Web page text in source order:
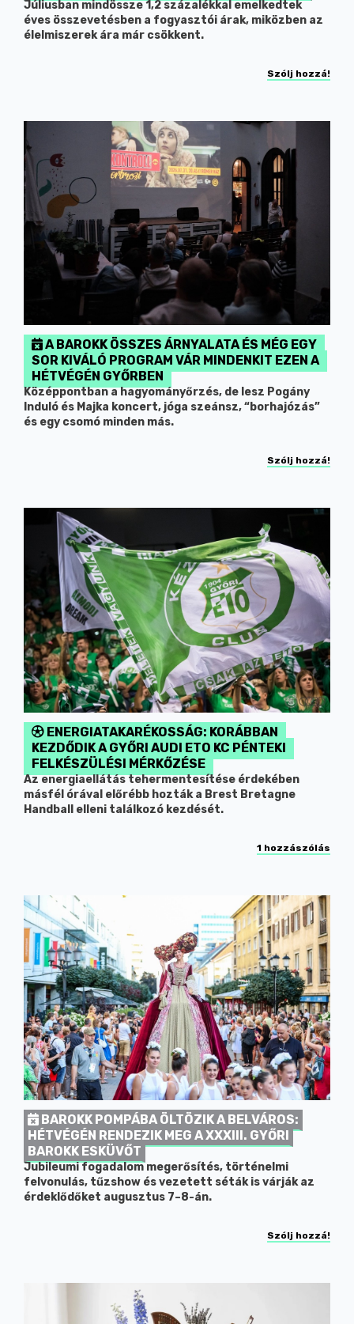
Júliusban mindössze 1,2 százalékkal emelkedtek
éves összevetésben a fogyasztói árak, miközben az
élelmiszerek ára már csökkent.
Szólj hozzá!
A BAROKK ÖSSZES ÁRNYALATA ÉS MÉG EGY
SOR KIVÁLÓ PROGRAM VÁR MINDENKIT EZEN A
HÉTVÉGÉN GYŐRBEN
Középpontban a hagyományőrzés, de lesz Pogány
Induló és Majka koncert, jóga szeánsz, “borhajózás”
és egy csomó minden más.
Szólj hozzá!
ENERGIATAKARÉKOSSÁG: KORÁBBAN
KEZDŐDIK A GYŐRI AUDI ETO KC PÉNTEKI
FELKÉSZÜLÉSI MÉRKŐZÉSE
Az energiaellátás tehermentesítése érdekében
másfél órával előrébb hozták a Brest Bretagne
Handball elleni találkozó kezdését.
1 hozzászólás
BAROKK POMPÁBA ÖLTÖZIK A BELVÁROS:
HÉTVÉGÉN RENDEZIK MEG A XXXIII. GYŐRI
BAROKK ESKÜVŐT
Jubileumi fogadalom megerősítés, történelmi
felvonulás, tűzshow és vezetett séták is várják az
érdeklődőket augusztus 7–8-án.
Szólj hozzá!